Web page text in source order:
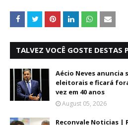
TALVEZ VOCÊ GOSTE DESTAS
Aécio Neves anuncia
eleitorais e ficará
vez em 40 anos
August 05, 2026
Reconvale Noticias |